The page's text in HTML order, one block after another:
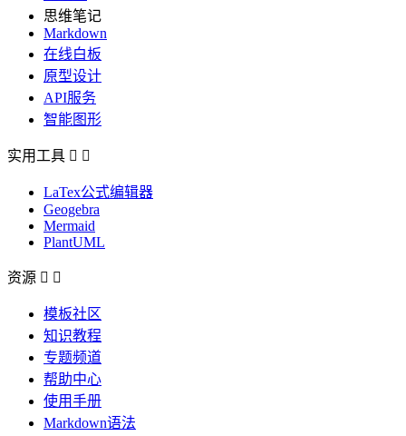
思维笔记
Markdown
在线白板
原型设计
API服务
智能图形
实用工具  
LaTex公式编辑器
Geogebra
Mermaid
PlantUML
资源  
模板社区
知识教程
专题频道
帮助中心
使用手册
Markdown语法